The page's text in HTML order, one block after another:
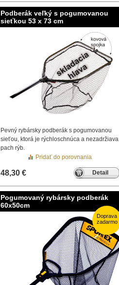
Podberák veľký s pogumovanou
sieťkou 53 x 73 cm
Pevný rybársky podberák s pogumovanou
sieťou, ktorá je rýchloschnúca a nezadržiava
pach rýb.
48,30 € Detail
Pridať do porovnania
Pogumovaný rybársky podberák
60x50cm
Doprava
zadarmo